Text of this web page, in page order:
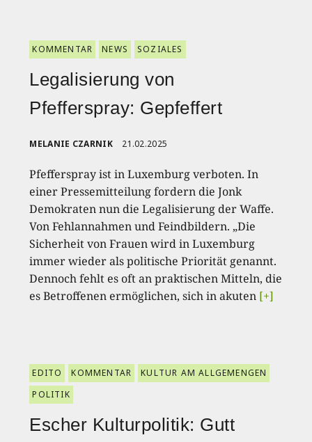
KOMMENTAR NEWS SOZIALES
Legalisierung von
Pfefferspray: Gepfeffert
MELANIE CZARNIK 21.02.2025
Pfefferspray ist in Luxemburg verboten. In
einer Pressemitteilung fordern die Jonk
Demokraten nun die Legalisierung der Waffe.
Von Fehlannahmen und Feindbildern. „Die
Sicherheit von Frauen wird in Luxemburg
immer wieder als politische Priorität genannt.
Dennoch fehlt es oft an praktischen Mitteln, die
es Betroffenen ermöglichen, sich in akuten [+]
EDITO KOMMENTAR
KULTUR AM ALLGEMENGEN
POLITIK
Escher Kulturpolitik: Gutt